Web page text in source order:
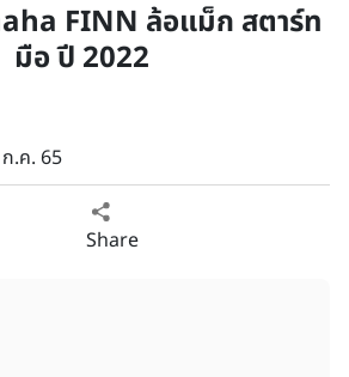
FINN ล้อแม็ก สตาร์ท
มือ ปี 2022
.ค. 65
Share